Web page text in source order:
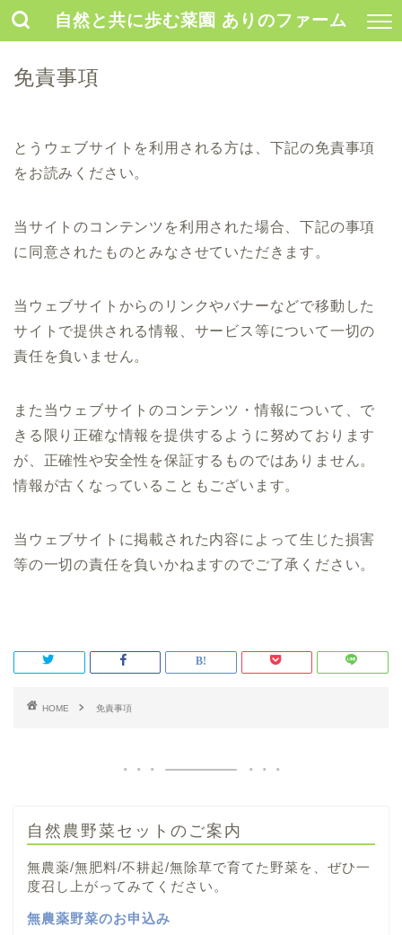
自然と共に歩む菜園 ありのファーム
免責事項
とうウェブサイトを利用される方は、下記の免責事項
をお読みください。
当サイトのコンテンツを利用された場合、下記の事項
に同意されたものとみなさせていただきます。
当ウェブサイトからのリンクやバナーなどで移動した
サイトで提供される情報、サービス等について一切の
責任を負いません。
また当ウェブサイトのコンテンツ・情報について、で
きる限り正確な情報を提供するように努めております
が、正確性や安全性を保証するものではありません。
情報が古くなっていることもございます。
当ウェブサイトに掲載された内容によって生じた損害
等の一切の責任を負いかねますのでご了承ください。
HOME 免責事項
自然農野菜セットのご案内
無農薬/無肥料/不耕起/無除草で育てた野菜を、ぜひ一
度召し上がってみてください。
無農薬野菜のお申込み